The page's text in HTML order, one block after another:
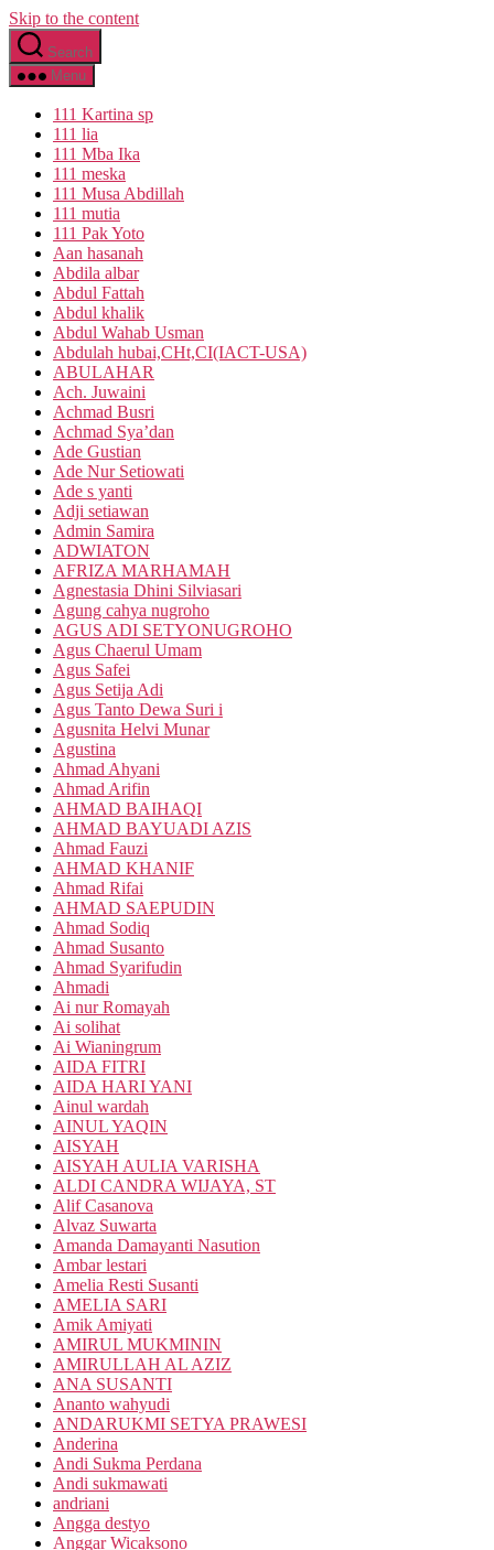
Skip to the content
Search
Menu
111 Kartina sp
111 lia
111 Mba Ika
111 meska
111 Musa Abdillah
111 mutia
111 Pak Yoto
Aan hasanah
Abdila albar
Abdul Fattah
Abdul khalik
Abdul Wahab Usman
Abdulah hubai,CHt,CI(IACT-USA)
ABULAHAR
Ach. Juwaini
Achmad Busri
Achmad Sya’dan
Ade Gustian
Ade Nur Setiowati
Ade s yanti
Adji setiawan
Admin Samira
ADWIATON
AFRIZA MARHAMAH
Agnestasia Dhini Silviasari
Agung cahya nugroho
AGUS ADI SETYONUGROHO
Agus Chaerul Umam
Agus Safei
Agus Setija Adi
Agus Tanto Dewa Suri i
Agusnita Helvi Munar
Agustina
Ahmad Ahyani
Ahmad Arifin
AHMAD BAIHAQI
AHMAD BAYUADI AZIS
Ahmad Fauzi
AHMAD KHANIF
Ahmad Rifai
AHMAD SAEPUDIN
Ahmad Sodiq
Ahmad Susanto
Ahmad Syarifudin
Ahmadi
Ai nur Romayah
Ai solihat
Ai Wianingrum
AIDA FITRI
AIDA HARI YANI
Ainul wardah
AINUL YAQIN
AISYAH
AISYAH AULIA VARISHA
ALDI CANDRA WIJAYA, ST
Alif Casanova
Alvaz Suwarta
Amanda Damayanti Nasution
Ambar lestari
Amelia Resti Susanti
AMELIA SARI
Amik Amiyati
AMIRUL MUKMININ
AMIRULLAH AL AZIZ
ANA SUSANTI
Ananto wahyudi
ANDARUKMI SETYA PRAWESI
Anderina
Andi Sukma Perdana
Andi sukmawati
andriani
Angga destyo
Anggar Wicaksono